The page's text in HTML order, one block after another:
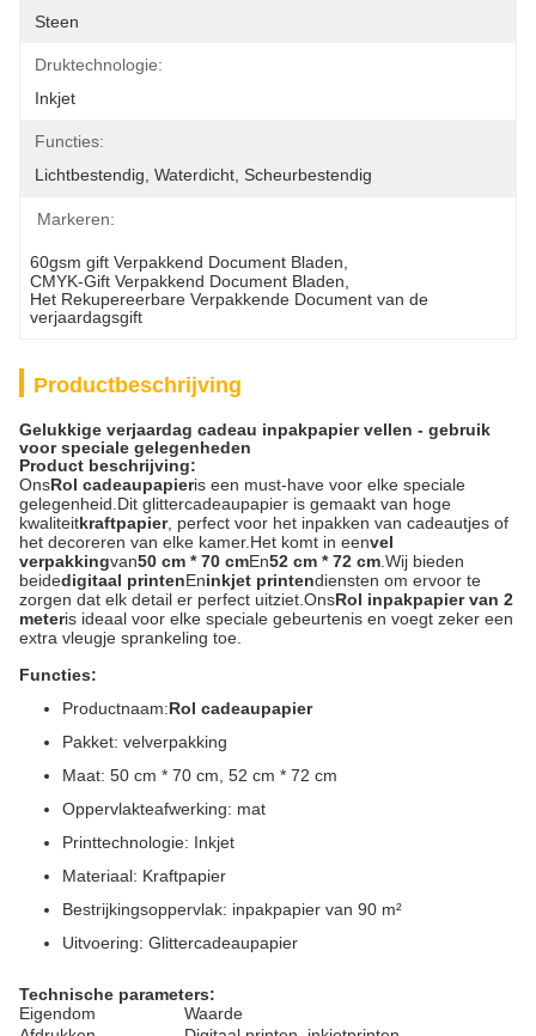
Steen
Druktechnologie:
Inkjet
Functies:
Lichtbestendig, Waterdicht, Scheurbestendig
Markeren:
60gsm gift Verpakkend Document Bladen
CMYK-Gift Verpakkend Document Bladen
Het Rekupereerbare Verpakkende Document van de
verjaardagsgift
Productbeschrijving
Gelukkige verjaardag cadeau inpakpapier vellen - gebruik
voor speciale gelegenheden
Product beschrijving:
OnsRol cadeaupapieris een must-have voor elke speciale
gelegenheid.Dit glittercadeaupapier is gemaakt van hoge
kwaliteitkraftpapier, perfect voor het inpakken van cadeautjes of
het decoreren van elke kamer.Het komt in eenvel
verpakkingvan50 cm * 70 cmEn52 cm * 72 cm .Wij bieden
beidedigitaal printenEninkjet printendiensten om ervoor te
zorgen dat elk detail er perfect uitziet.OnsRol inpakpapier van 2
meteris ideaal voor elke speciale gebeurtenis en voegt zeker een
extra vleugje sprankeling toe.
Functies:
Productnaam:Rol cadeaupapier
Pakket: velverpakking
Maat: 50 cm * 70 cm, 52 cm * 72 cm
Oppervlakteafwerking: mat
Printtechnologie: Inkjet
Materiaal: Kraftpapier
Bestrijkingsoppervlak: inpakpapier van 90 m²
Uitvoering: Glittercadeaupapier
Technische parameters:
Eigendom
Waarde